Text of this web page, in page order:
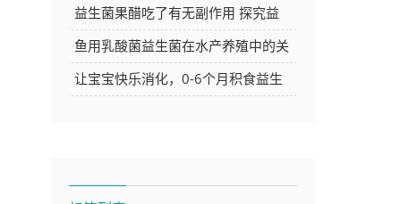
方法，让你的每日养生更简单
益生菌果醋吃了有无副作用 探究益
生菌果醋的安全性
鱼用乳酸菌益生菌在水产养殖中的关
键作用与应用探讨
让宝宝快乐消化，0-6个月积食益生